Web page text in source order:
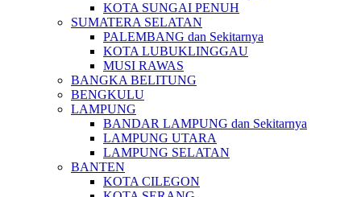
KOTA SUNGAI PENUH
SUMATERA SELATAN
PALEMBANG dan Sekitarnya
KOTA LUBUKLINGGAU
MUSI RAWAS
BANGKA BELITUNG
BENGKULU
LAMPUNG
BANDAR LAMPUNG dan Sekitarnya
LAMPUNG UTARA
LAMPUNG SELATAN
BANTEN
KOTA CILEGON